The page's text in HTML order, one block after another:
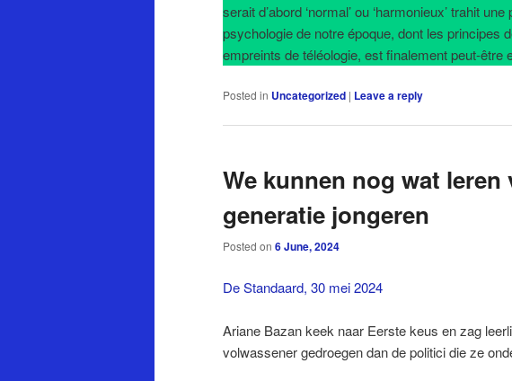
serait d’abord ‘normal’ ou ‘harmonieux’ trahit
psychologie de notre époque, dont les principes
empreints de téléologie, est finalement peut-être
Posted in Uncategorized | Leave a reply
We kunnen nog wat leren
generatie jongeren
Posted on 6 June, 2024
De Standaard, 30 mei 2024
Ariane Bazan keek naar Eerste keus en zag
volwassener gedroegen dan de politici die ze